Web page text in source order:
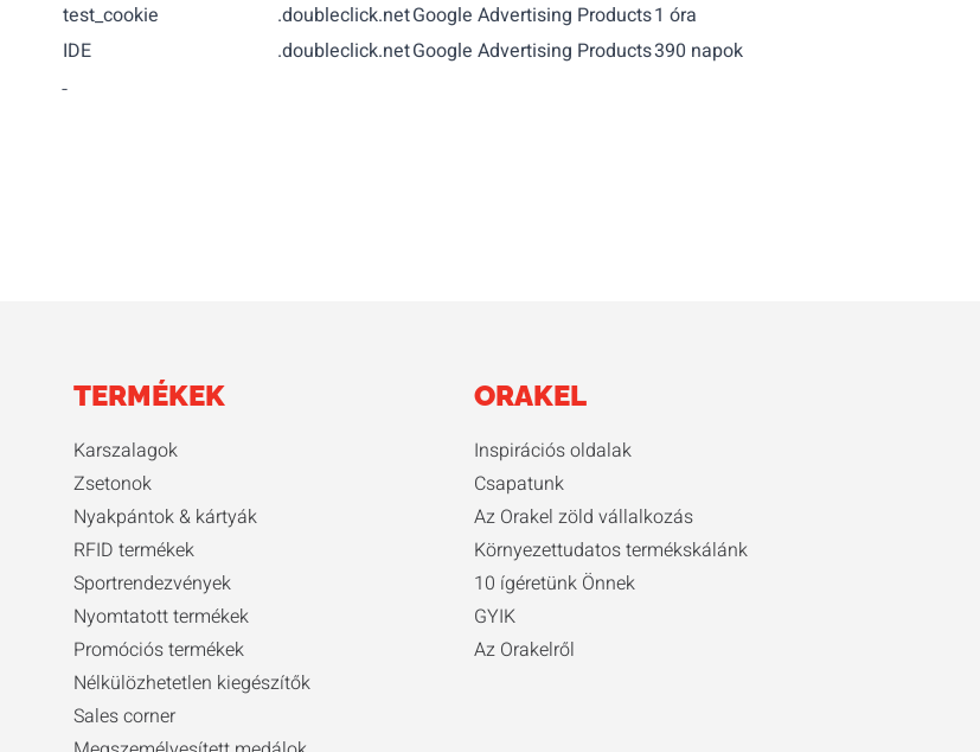
test_cookie
.doubleclick.netGoogle Advertising Products1 óra
IDE
.doubleclick.netGoogle Advertising Products390 napok
-
TERMÉKEK
Karszalagok
Zsetonok
Nyakpántok & kártyák
RFID termékek
Sportrendezvények
Nyomtatott termékek
Promóciós termékek
Nélkülözhetetlen kiegészítők
Sales corner
ORAKEL
Inspirációs oldalak
Csapatunk
Az Orakel zöld vállalkozás
Környezettudatos termékskálánk
10 ígéretünk Önnek
GYIK
Az Orakelről